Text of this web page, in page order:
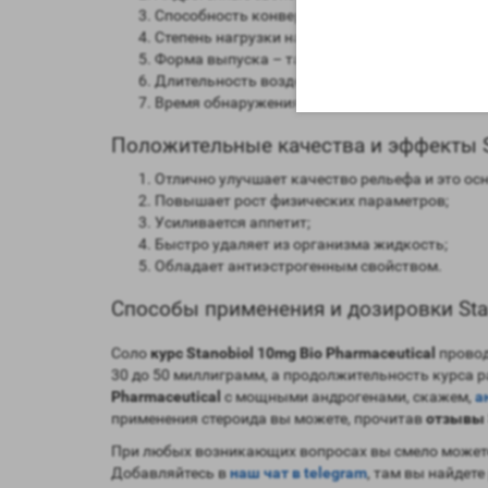
Способность конвертироваться в женские
Степень нагрузки на печень – средняя;
Форма выпуска – таблетированная,
Длительность воздействия на организм – от
Время обнаружения следов применения
Положительные качества и эффекты
Отлично улучшает качество рельефа и это
Повышает рост физических параметров;
Усиливается аппетит;
Быстро удаляет из организма жидкость;
Обладает антиэстрогенным свойством.
Способы применения и дозировки
Солокурс Stanobiol 10mg Bio Pharmaceutical
30 до 50 миллиграмм, а продолжительность курса
Pharmaceutical с мощными андрогенами, скажем,
применения стероида вы можете, прочитавотзывы
При любых возникающих вопросах вы смело
Добавляйтесь внаш чат в telegram, там вы